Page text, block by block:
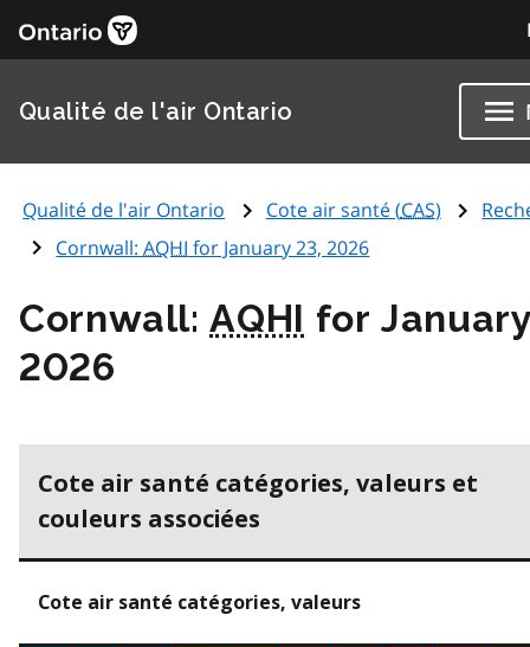
Qualité de l'air Ontario
Qualité de l'air Ontario Cote air santé (CAS)
Cornwall:AQHI for January 23, 2026
Cornwall:AQHI for
2026
Cote air santé catégories, valeurs et
couleurs associées
Cote air santé catégories, valeurs